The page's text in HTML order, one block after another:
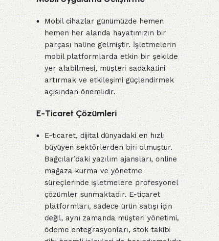
Mobil cihazlar günümüzde hemen
hemen her alanda hayatımızın bir
parçası haline gelmiştir. İşletmelerin
mobil platformlarda etkin bir şekilde
yer alabilmesi, müşteri sadakatini
artırmak ve etkileşimi güçlendirmek
açısından önemlidir.
E-Ticaret Çözümleri
E-ticaret, dijital dünyadaki en hızlı
büyüyen sektörlerden biri olmuştur.
Bağcılar’daki yazılım ajansları, online
mağaza kurma ve yönetme
süreçlerinde işletmelere profesyonel
çözümler sunmaktadır. E-ticaret
platformları, sadece ürün satışı için
değil, aynı zamanda müşteri yönetimi,
ödeme entegrasyonları, stok takibi